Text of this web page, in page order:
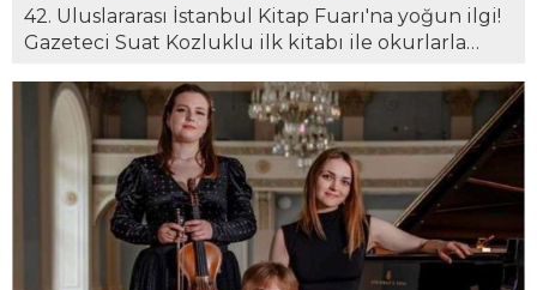
42. Uluslararası İstanbul Kitap Fuarı'na yoğun ilgi!
Gazeteci Suat Kozluklu ilk kitabı ile okurlarla